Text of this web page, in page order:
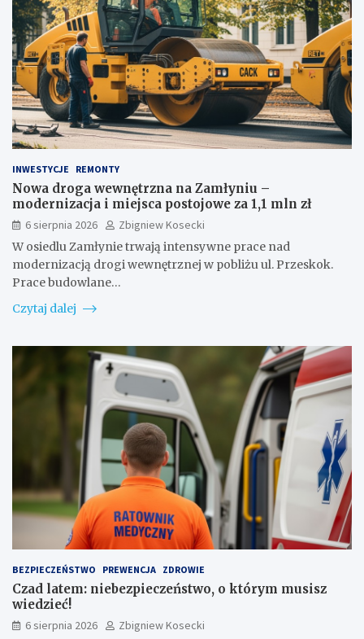
INWESTYCJE REMONTY
Nowa droga wewnętrzna na Zamłyniu –
modernizacja i miejsca postojowe za 1,1 mln zł
6 sierpnia 2026
Zbigniew Kosecki
W osiedlu Zamłynie trwają intensywne prace nad
modernizacją drogi wewnętrznej w pobliżu ul. Przeskok.
Prace budowlane…
Czytaj dalej
BEZPIECZEŃSTWO PREWENCJA ZDROWIE
Czad latem: niebezpieczeństwo, o którym musisz
wiedzieć!
6 sierpnia 2026
Zbigniew Kosecki